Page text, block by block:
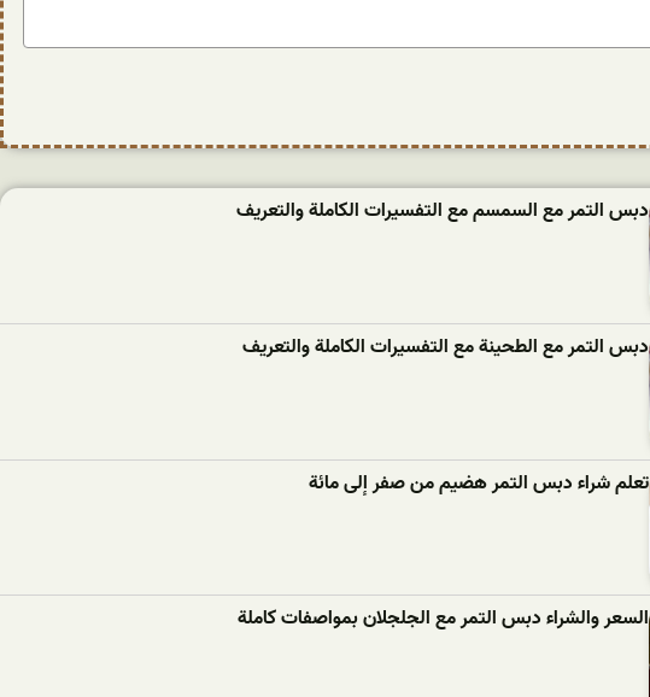
دبس التمر مع السمسم مع التفسيرات الكاملة والتعريف
دبس التمر مع الطحينة مع التفسيرات الكاملة والتعريف
تعلم شراء دبس التمر هضيم من صفر إلى مائة
السعر والشراء دبس التمر مع الجلجلان بمواصفات كاملة